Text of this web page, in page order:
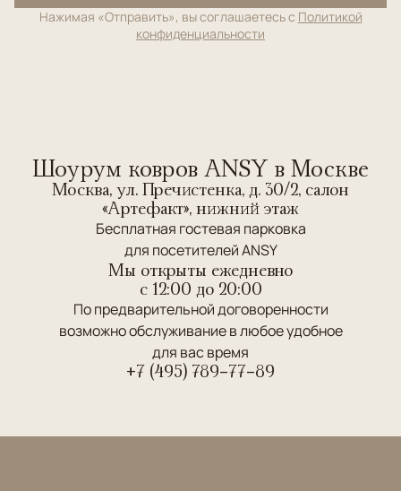
Нажимая «Отправить», вы соглашаетесь с Политикой
конфиденциальности
Шоурум ковров ANSY в Москве
Москва, ул. Пречистенка, д. 30/2, салон
«Артефакт», нижний этаж
Бесплатная гостевая парковка
для посетителей ANSY
Мы открыты ежедневно
c 12:00 до 20:00
По предварительной договоренности
возможно обслуживание в любое удобное
для вас время
+7 (495) 789-77-89